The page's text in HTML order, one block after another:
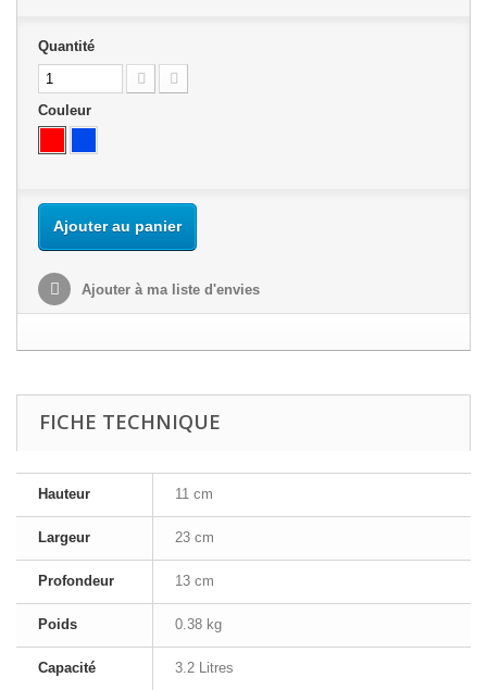
Quantité
Couleur
Ajouter au panier
Ajouter à ma liste d'envies
FICHE TECHNIQUE
Hauteur 11 cm
Largeur 23 cm
Profondeur 13 cm
Poids 0.38 kg
Capacité 3.2 Litres